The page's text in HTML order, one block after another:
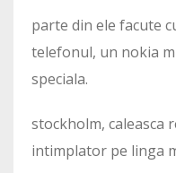
parte din ele facute
telefonul, un nokia
speciala.
stockholm, caleasca
intimplator pe linga